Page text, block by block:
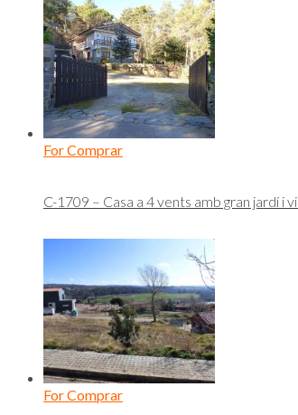
For Comprar
C-1709 – Casa a 4 vents amb gran jardí i
For Comprar